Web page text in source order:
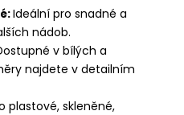
Ideální pro snadné a
nádob.
v bílých a
najdete v detailním
plastové, skleněné,